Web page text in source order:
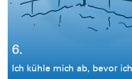
6.
Ich kühle mich ab, bevor